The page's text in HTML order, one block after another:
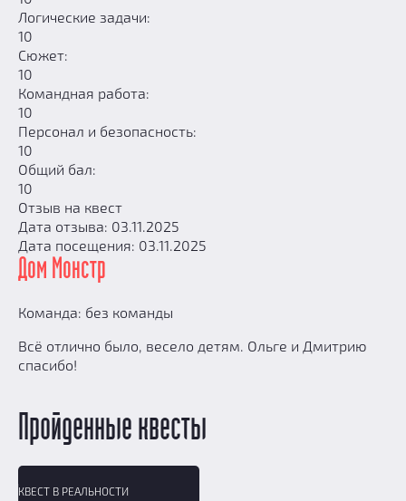
Логические задачи:
10
Сюжет:
10
Командная работа:
10
Персонал и безопасность:
10
Общий бал:
10
Отзыв на квест
Дата отзыва: 03.11.2025
Дата посещения: 03.11.2025
Дом Монстр
Команда: без команды
Всё отлично было, весело детям. Ольге и Дмитрию
спасибо!
Пройденные квесты
КВЕСТ В РЕАЛЬНОСТИ